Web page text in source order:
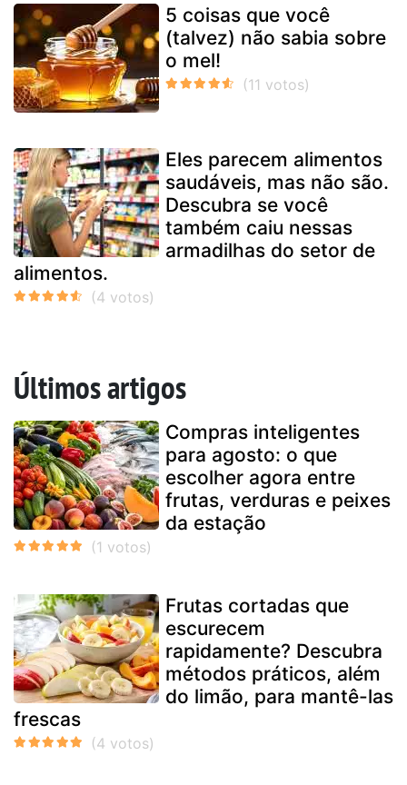
5 coisas que você
(talvez) não sabia sobre
o mel!
Eles parecem alimentos
saudáveis, mas não são.
Descubra se você
também caiu nessas
armadilhas do setor de
alimentos.
Últimos artigos
Compras inteligentes
para agosto: o que
escolher agora entre
frutas, verduras e peixes
da estação
Frutas cortadas que
escurecem
rapidamente? Descubra
métodos práticos, além
do limão, para mantê-las
frescas